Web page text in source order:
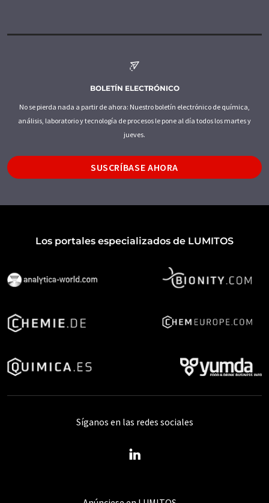
BOLETÍN ELECTRÓNICO
No se pierda nada a partir de ahora: Nuestro boletín electrónico de química,
análisis, laboratorio y tecnología de procesos le pone al día todos los martes y
jueves.
SUSCRÍBASE AHORA
Los portales especializados de LUMITOS
Síganos en las redes sociales